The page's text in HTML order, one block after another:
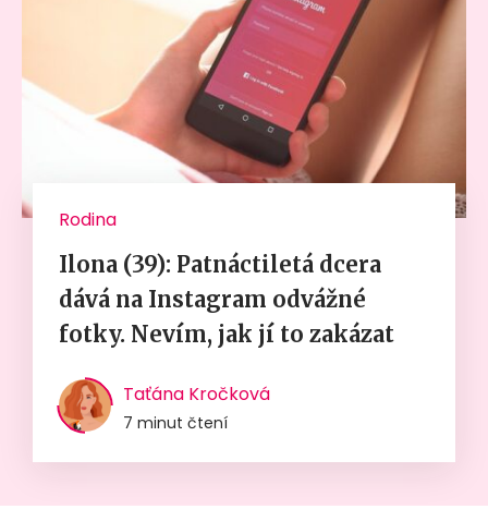
Rodina
Ilona (39): Patnáctiletá dcera
dává na Instagram odvážné
fotky. Nevím, jak jí to zakázat
Taťána Kročková
7 minut čtení